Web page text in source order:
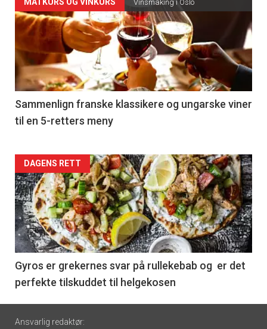
Forsiden
akkurat
nå
-
5
Vinsmaking i Oslo
Sammenlign franske klassikere og ungarske viner
til en 5-retters meny
Forsiden
akkurat
nå
-
6
DAGENS RETT
Gyros er grekernes svar på rullekebab og er det
perfekte tilskuddet til helgekosen
Footer
Ansvarlig redaktør: